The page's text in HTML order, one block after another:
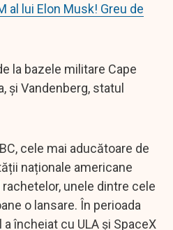
al lui Elon Musk! Greu de
la bazele militare Cape
și Vandenberg, statul
cele mai aducătoare de
naționale americane
unele dintre cele
o lansare. În perioada
încheiat cu ULA și SpaceX